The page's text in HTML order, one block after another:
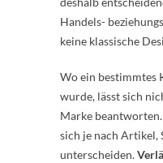
Handels-
keine klassische
Wo ein bestimmtes
wurde, lässt sich
Marke
sich je nach Artikel,
unterscheiden.